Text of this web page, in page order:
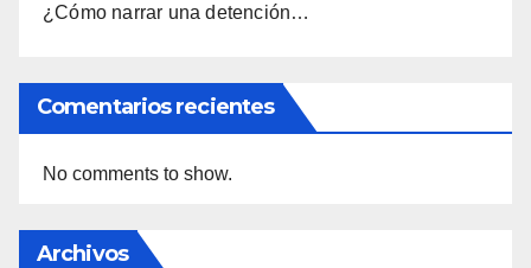
¿Cómo narrar una detención…
Comentarios recientes
No comments to show.
Archivos